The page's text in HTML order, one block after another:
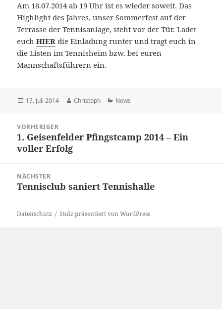
Am 18.07.2014 ab 19 Uhr ist es wieder soweit. Das
Highlight des Jahres, unser Sommerfest auf der
Terrasse der Tennisanlage, steht vor der Tür. Ladet
euchHIER die Einladung runter und tragt euch in
die Listen im Tennisheim bzw. bei euren
Mannschaftsführern ein.
Veröffentlicht
17. Juli 2014 Autor
Christoph Kategorien
News
VORHERIGER
Vorheriger
Beitrag:
1. Geisenfelder Pfingstcamp 2014 – Ein
voller Erfolg
NÄCHSTER
Nächster
Tennisclub saniert Tennishalle
Datenschutz Stolz präsentiert von WordPress